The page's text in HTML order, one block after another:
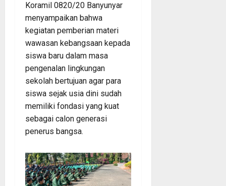
Koramil 0820/20 Banyunyar
menyampaikan bahwa
kegiatan pemberian materi
wawasan kebangsaan kepada
siswa baru dalam masa
pengenalan lingkungan
sekolah bertujuan agar para
siswa sejak usia dini sudah
memiliki fondasi yang kuat
sebagai calon generasi
penerus bangsa.